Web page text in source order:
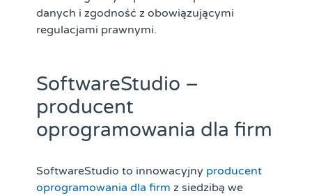
danych i zgodność z obowiązującymi
regulacjami prawnymi.
SoftwareStudio –
producent
oprogramowania dla firm
SoftwareStudio to innowacyjny producent
oprogramowania dla firm z siedzibą we